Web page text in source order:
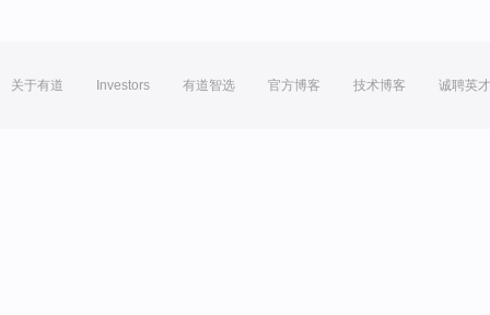
关于有道 Investors 有道智选 官方博客 技术博客 诚聘英才